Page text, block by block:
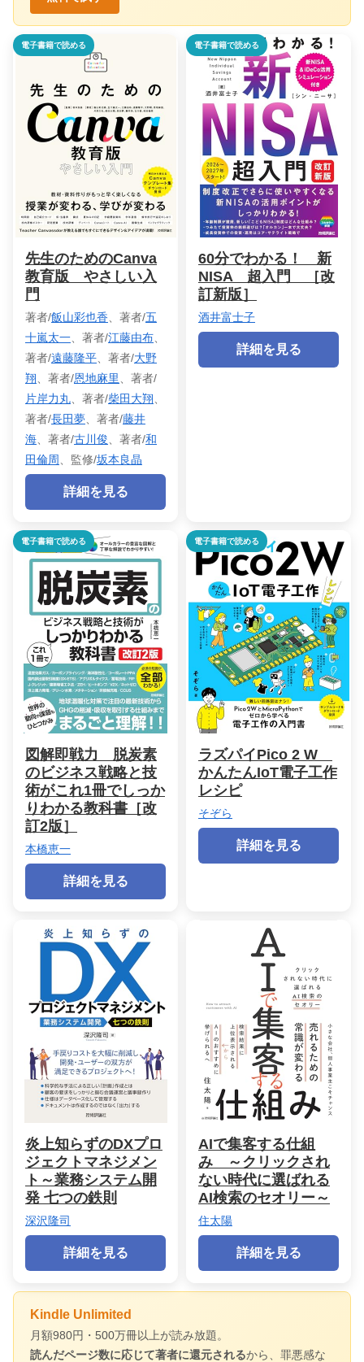
電子書籍で読める
先生のためのCanva
教育版 やさしい入
門
著者/飯山彩也香 、著者/五
十嵐太一 、著者/江藤由布
著者/遠藤隆平 、著者/大野
翔 、著者/恩地麻里
、著者/
片岸力丸 、著者/柴田大翔
著者/長田夢 、著者/藤井
海 、著者/古川俊 、著者/和
田倫周
、監修/坂本良晶
詳細を見る
電子書籍で読める
60分でわかる！ 新
NISA 超入門 ［改
訂新版］
酒井富士子
詳細を見る
電子書籍で読める
図解即戦力 脱炭素
のビジネス戦略と技
術がこれ1冊でしっか
りわかる教科書［改
訂2版］
本橋恵一
詳細を見る
電子書籍で読める
ラズパイPico 2 W
かんたんIoT電子工作
レシピ
そぞら
詳細を見る
炎上知らずのDXプロ
ジェクトマネジメン
ト～業務システム開
発 七つの鉄則
深沢隆司
詳細を見る
AIで集客する仕組
み ～クリックされ
ない時代に選ばれる
AI検索のセオリー～
住太陽
詳細を見る
Kindle Unlimited
月額980円・500万冊以上が読み放題。
読んだページ数に応じて著者に還元されるから、罪悪感な